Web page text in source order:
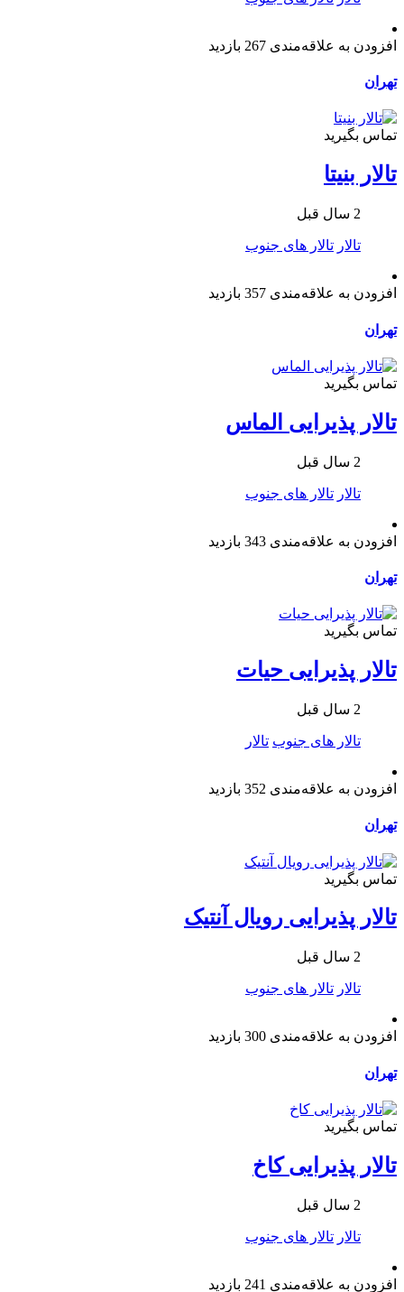
افزودن به علاقه‌مندی 267 بازدید
تهران
تماس بگیرید
تالار بنیتا
2 سال قبل
تالار تالار های جنوب
افزودن به علاقه‌مندی 357 بازدید
تهران
تماس بگیرید
تالار پذیرایی الماس
2 سال قبل
تالار تالار های جنوب
افزودن به علاقه‌مندی 343 بازدید
تهران
تماس بگیرید
تالار پذیرایی حیات
2 سال قبل
تالار های جنوب تالار
افزودن به علاقه‌مندی 352 بازدید
تهران
تماس بگیرید
تالار پذیرایی رویال آنتیک
2 سال قبل
تالار تالار های جنوب
افزودن به علاقه‌مندی 300 بازدید
تهران
تماس بگیرید
تالار پذیرایی کاخ
2 سال قبل
تالار تالار های جنوب
افزودن به علاقه‌مندی 241 بازدید